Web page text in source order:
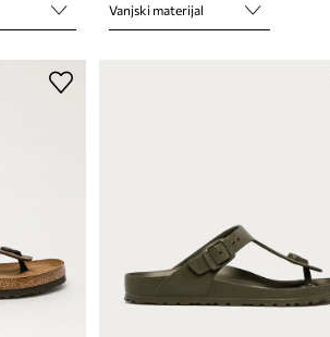
Vanjski materijal